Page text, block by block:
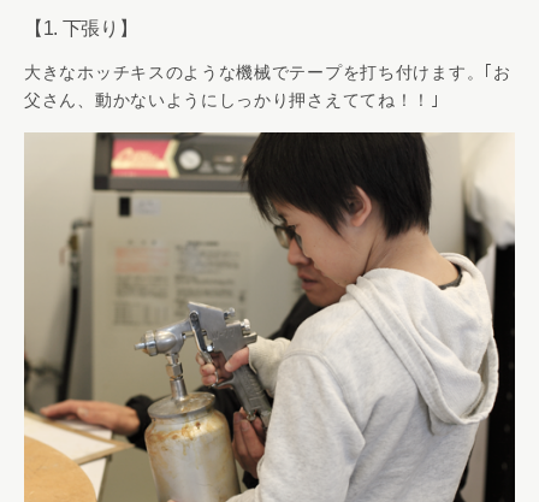
【1. 下張り】
大きなホッチキスのような機械でテープを打ち付けます。｢お
父さん、動かないようにしっかり押さえててね！！｣